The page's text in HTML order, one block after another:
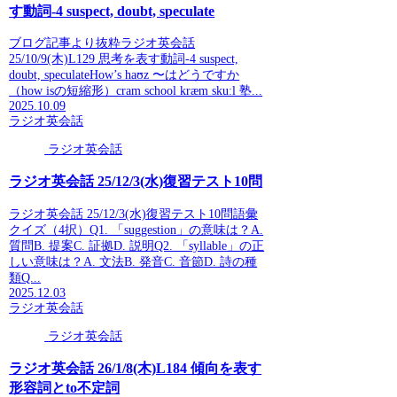
す動詞-4 suspect, doubt, speculate
ブログ記事より抜粋ラジオ英会話
25/10/9(木)L129 思考を表す動詞-4 suspect,
doubt, speculateHow’s haʊz 〜はどうですか
（how isの短縮形）cram school kræm skuːl 塾...
2025.10.09
ラジオ英会話
ラジオ英会話
ラジオ英会話 25/12/3(水)復習テスト10問
ラジオ英会話 25/12/3(水)復習テスト10問語彙
クイズ（4択）Q1. 「suggestion」の意味は？A.
質問B. 提案C. 証拠D. 説明Q2. 「syllable」の正
しい意味は？A. 文法B. 発音C. 音節D. 詩の種
類Q...
2025.12.03
ラジオ英会話
ラジオ英会話
ラジオ英会話 26/1/8(木)L184 傾向を表す
形容詞とto不定詞